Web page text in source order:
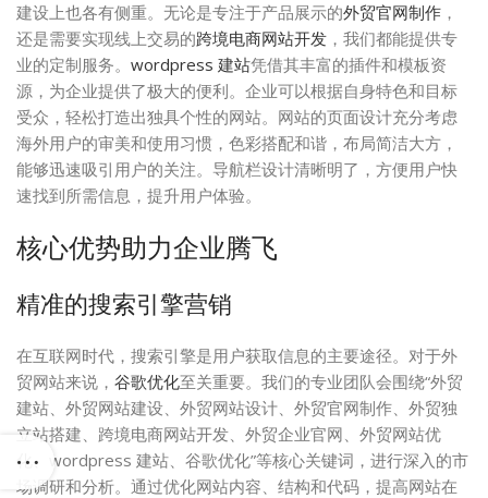
建设上也各有侧重。无论是专注于产品展示的外贸官网制作 ，
还是需要实现线上交易的跨境电商网站开发 ，我们都能提供专
业的定制服务。 wordpress 建站凭借其丰富的插件和模板资
源，为企业提供了极大的便利。企业可以根据自身特色和目标
受众，轻松打造出独具个性的网站。网站的页面设计充分考虑
海外用户的审美和使用习惯，色彩搭配和谐，布局简洁大方，
能够迅速吸引用户的关注。导航栏设计清晰明了，方便用户快
速找到所需信息，提升用户体验。
核心优势助力企业腾飞
精准的搜索引擎营销
在互联网时代，搜索引擎是用户获取信息的主要途径。对于外
贸网站来说， 谷歌优化至关重要。我们的专业团队会围绕“外贸
建站、外贸网站建设、外贸网站设计、外贸官网制作、外贸独
立站搭建、跨境电商网站开发、外贸企业官网、外贸网站优
化、wordpress 建站、谷歌优化”等核心关键词，进行深入的市
场调研和分析。通过优化网站内容、结构和代码，提高网站在